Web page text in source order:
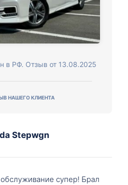
в РФ. Отзыв от 13.08.2025
НАШЕГО КЛИЕНТА
Stepwgn
супер! Брал